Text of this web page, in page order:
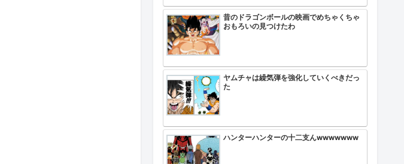
昔のドラゴンボールの映画でめちゃくちゃ
おもろいの見つけたわ
ヤムチャは繰気弾を強化していくべきだっ
た
ハンターハンターの十二支んwwwwwww